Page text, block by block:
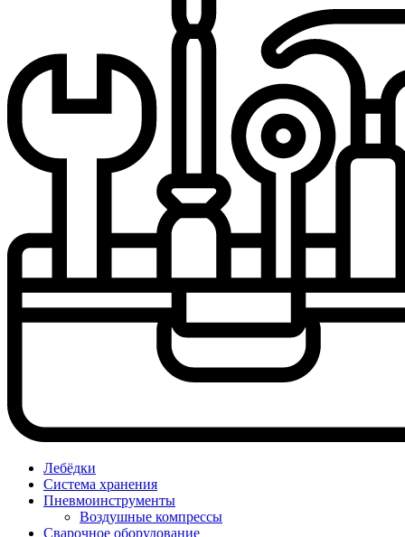
Лебёдки
Система хранения
Пневмоинструменты
Воздушные компрессы
Сварочное оборудование